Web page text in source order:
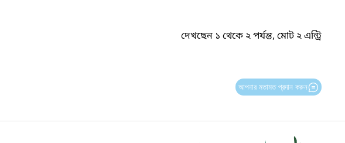
দেখছেন ১ থেকে ২ পর্যন্ত, মোট ২ এন্ট্রি
আপনার মতামত প্রদান করুন